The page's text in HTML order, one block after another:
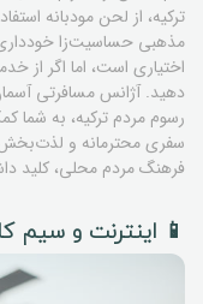
ترکیه، از لحن مودبانه
مذهبی حساسیت‌زا خودداری
اختیاری است، اما اگر از
دهید. آژانس مسافرتی
رسوم مردم ترکیه، به شما
سفری محترمانه و لذت‌بخش
فرهنگ مردم محلی، کلید
📱 اینترنت و سیم